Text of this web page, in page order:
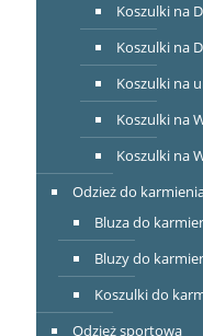
Koszulki na
Koszulki na
Koszulki na
Koszulki na
Koszulki na
Odzież do
Bluza do
Bluzy do
Koszulki do
Odzież sportowa